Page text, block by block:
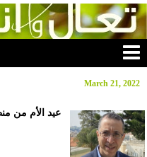
March 21, 2022
عيد الأم من